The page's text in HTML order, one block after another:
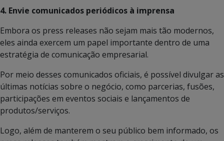
4. Envie comunicados periódicos à imprensa
Embora os press releases não sejam mais tão modernos,
eles ainda exercem um papel importante dentro de uma
estratégia de comunicação empresarial.
Por meio desses comunicados oficiais, é possível divulgar as
últimas notícias sobre o negócio, como parcerias, fusões,
participações em eventos sociais e lançamentos de
produtos/serviços.
Logo, além de manterem o seu público bem informado, os